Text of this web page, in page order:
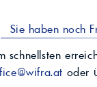
Sie haben noch
schnellsten
oder